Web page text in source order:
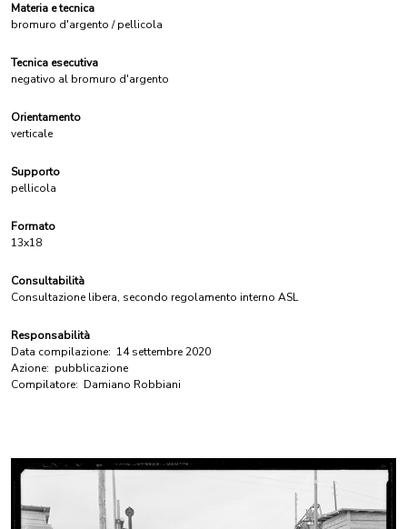
Materia e tecnica
bromuro d'argento / pellicola
Tecnica esecutiva
negativo al bromuro d'argento
Orientamento
verticale
Supporto
pellicola
Formato
13x18
Consultabilità
Consultazione libera, secondo regolamento interno ASL
Responsabilità
Data compilazione: 14 settembre 2020
Azione: pubblicazione
Compilatore: Damiano Robbiani